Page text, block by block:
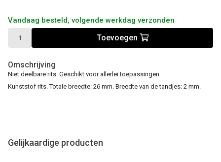
Vandaag besteld, volgende werkdag verzonden
Toevoegen
Omschrijving
Niet deelbare rits. Geschikt voor allerlei toepassingen.
Kunststof rits. Totale breedte: 26 mm. Breedte van de tandjes: 2 mm.
Gelijkaardige producten